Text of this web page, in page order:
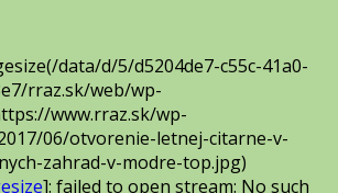
data/d/5/d5204de7-c55c-41a0-
rraz.sk/web/wp-
www.rraz.sk/wp-
06/otvorenie-letnej-citarne-v-
zahrad-v-modre-top.jpg)
]: failed to open stream: No such